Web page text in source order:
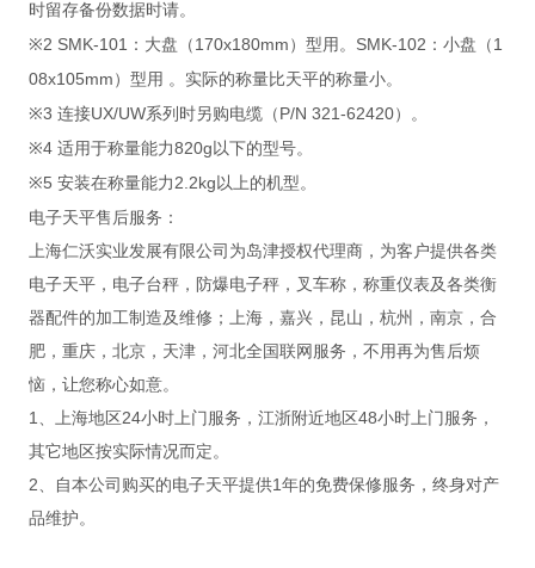
时留存备份数据时请。
※2 SMK-101 ：大盘（ 170x180mm ）型用。 SMK-102 ：小盘（ 1
08x105mm ）型用 。实际的称量比天平的称量小。
※3 连接UX/UW系列时另购电缆（ P/N 321-62420）。
※4 适用于称量能力820g 以下的型号。
※5 安装在称量能力2.2kg 以上的机型。
电子天平售后服务：
上海仁沃实业发展有限公司为岛津授权代理商，为客户提供各类
电子天平，电子台秤，防爆电子秤，叉车称，称重仪表及各类衡
器配件的加工制造及维修；上海，嘉兴，昆山，杭州，南京，合
肥，重庆，北京，天津，河北全国联网服务，不用再为售后烦
恼，让您称心如意。
1、上海地区24小时上门服务，江浙附近地区48小时上门服务，
其它地区按实际情况而定。
2、自本公司购买的电子天平提供1年的免费保修服务，终身对产
品维护。